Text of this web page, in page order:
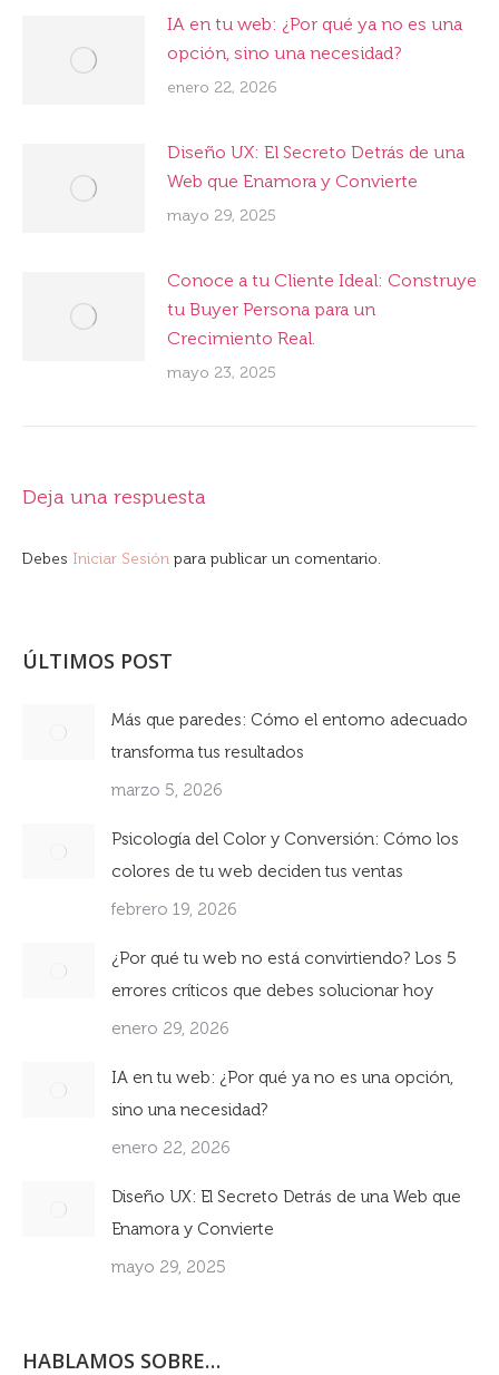
IA en tu web: ¿Por qué ya no es una
opción, sino una necesidad?
enero 22, 2026
Diseño UX: El Secreto Detrás de una
Web que Enamora y Convierte
mayo 29, 2025
Conoce a tu Cliente Ideal: Construye
tu Buyer Persona para un
Crecimiento Real.
mayo 23, 2025
Deja una respuesta
Debes Iniciar Sesión para publicar un comentario.
ÚLTIMOS POST
Más que paredes: Cómo el entorno adecuado
transforma tus resultados
marzo 5, 2026
Psicología del Color y Conversión: Cómo los
colores de tu web deciden tus ventas
febrero 19, 2026
¿Por qué tu web no está convirtiendo? Los 5
errores críticos que debes solucionar hoy
enero 29, 2026
IA en tu web: ¿Por qué ya no es una opción,
sino una necesidad?
enero 22, 2026
Diseño UX: El Secreto Detrás de una Web que
Enamora y Convierte
mayo 29, 2025
HABLAMOS SOBRE…